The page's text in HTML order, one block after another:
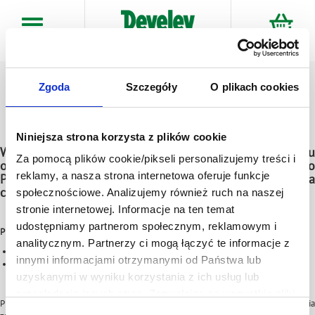
Zgoda Szczegóły O plikach cookies
Niniejsza strona korzysta z plików cookie
Za pomocą plików cookie/pikseli personalizujemy treści i
reklamy, a nasza strona internetowa oferuje funkcje
społecznościowe. Analizujemy również ruch na naszej
stronie internetowej. Informacje na ten temat
udostępniamy partnerom społecznym, reklamowym i
analitycznym. Partnerzy ci mogą łączyć te informacje z
innymi informacjami otrzymanymi od Państwa lub
uzyskanymi w wyniku korzystania z ich usług lub
W ramach Promocji można dokonać jednego zakupu
obejmującego minimum 2 lub więcej sztuk tego samego
Produktu Promocyjnego, z czego tylko jeden otrzymasz za
cenę 1 gr.
Produkty biorące udział w promocji:
Folwark Wąsowo Buraczki drobno tarte EKO
Folwark Wąsowo Żurek Wąsowski
Promocja trwa
włącznie lub do wyczerpania